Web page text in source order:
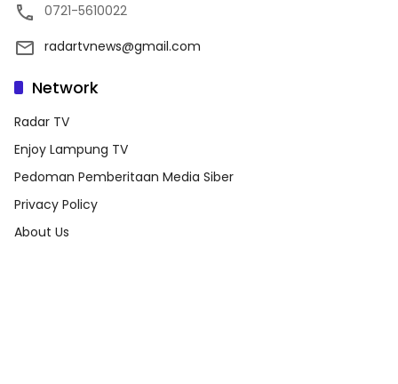
0721-5610022
radartvnews@gmail.com
Network
Radar TV
Enjoy Lampung TV
Pedoman Pemberitaan Media Siber
Privacy Policy
About Us